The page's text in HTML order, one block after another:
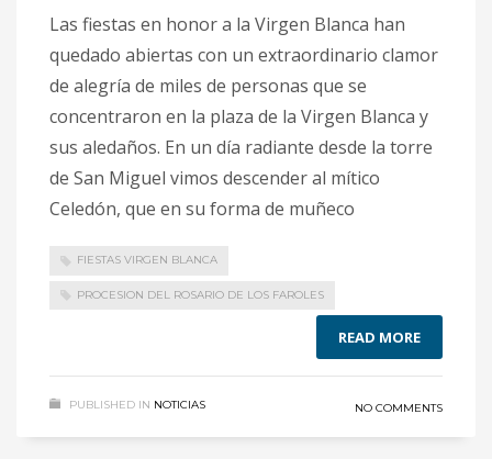
Las fiestas en honor a la Virgen Blanca han
quedado abiertas con un extraordinario clamor
de alegría de miles de personas que se
concentraron en la plaza de la Virgen Blanca y
sus aledaños. En un día radiante desde la torre
de San Miguel vimos descender al mítico
Celedón, que en su forma de muñeco
FIESTAS VIRGEN BLANCA
PROCESION DEL ROSARIO DE LOS FAROLES
READ MORE
PUBLISHED IN NOTICIAS NO COMMENTS